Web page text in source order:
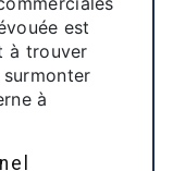
est
à trouver
à